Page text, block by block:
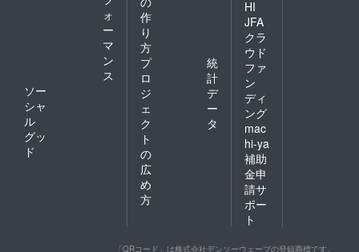
ォ
ー
マ
ン
ス
ソー
シャ
ル
グッ
ド
作
り
方
プ
ロ
ジ
ェ
ク
ト
の
広
め
方
統
計
デ
ー
タ
HI
JFA
クラ
ウド
ファ
ン
ディ
ング
mac
hi-ya
補助
金申
請サ
ポー
ト
「QRコード」は株式会社デンソーウェーブの登録商標です。